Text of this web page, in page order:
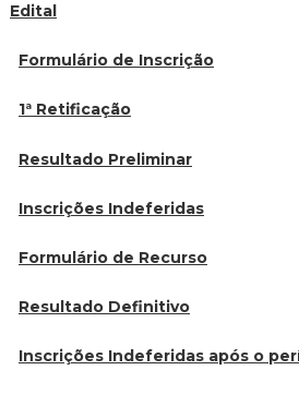
Edital
Formulário de Inscrição
1ª Retificação
Resultado Preliminar
Inscrições Indeferidas
Formulário de Recurso
Resultado Definitivo
Inscrições Indeferidas após o